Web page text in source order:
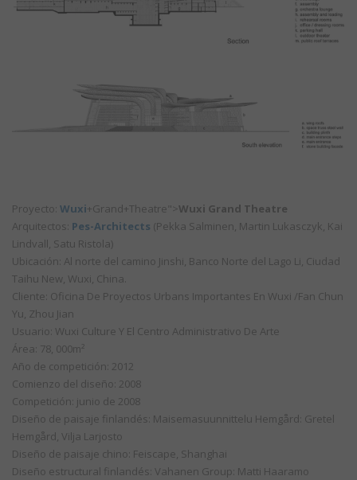
Proyecto: Wuxi+Grand+Theatre">Wuxi Grand Theatre
Arquitectos: Pes-Architects (Pekka Salminen, Martin Lukasczyk, Kai
Lindvall, Satu Ristola)
Ubicación: Al norte del camino Jinshi, Banco Norte del Lago Li, Ciudad
Taihu New, Wuxi, China.
Cliente: Oficina De Proyectos Urbans Importantes En Wuxi /Fan Chun
Yu, Zhou Jian
Usuario: Wuxi Culture Y El Centro Administrativo De Arte
Área: 78, 000m²
Año de competición: 2012
Comienzo del diseño: 2008
Competición: junio de 2008
Diseño de paisaje finlandés: Maisemasuunnittelu Hemgård: Gretel
Hemgård, Vilja Larjosto
Diseño de paisaje chino: Feiscape, Shanghai
Diseño estructural finlandés: Vahanen Group: Matti Haaramo